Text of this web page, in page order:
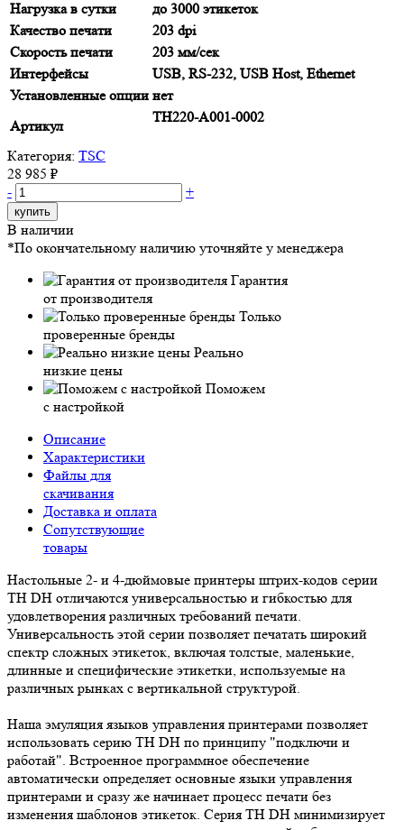
Нагрузка в сутки
до 3000 этикеток
Качество печати
203 dpi
Скорость печати
203 мм/сек
Интерфейсы
USB, RS-232, USB Host, Ethernet
Установленные опции нет
Артикул
TH220-A001-0002
Категория: TSC
28 985 ₽
-
+
купить
В наличии
*По окончательному наличию уточняйте у менеджера
Гарантия
от производителя
Только
проверенные бренды
Реально
низкие цены
Поможем
с настройкой
Описание
Характеристики
Файлы для
скачивания
Доставка и оплата
Сопутствующие
товары
Настольные 2- и 4-дюймовые принтеры штрих-кодов серии
TH DH отличаются универсальностью и гибкостью для
удовлетворения различных требований печати.
Универсальность этой серии позволяет печатать широкий
спектр сложных этикеток, включая толстые, маленькие,
длинные и специфические этикетки, используемые на
различных рынках с вертикальной структурой.
Наша эмуляция языков управления принтерами позволяет
использовать серию TH DH по принципу "подключи и
работай". Встроенное программное обеспечение
автоматически определяет основные языки управления
принтерами и сразу же начинает процесс печати без
изменения шаблонов этикеток. Серия TH DH минимизирует